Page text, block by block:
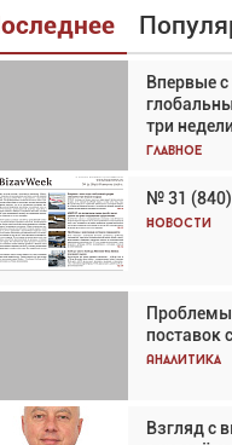
Впервые с
три
Главное
№ 31 (840)
Новости
поставок
Аналитика
Взгляд с
Взгляд с
Главное
Кох:
Впервые
три
Частный